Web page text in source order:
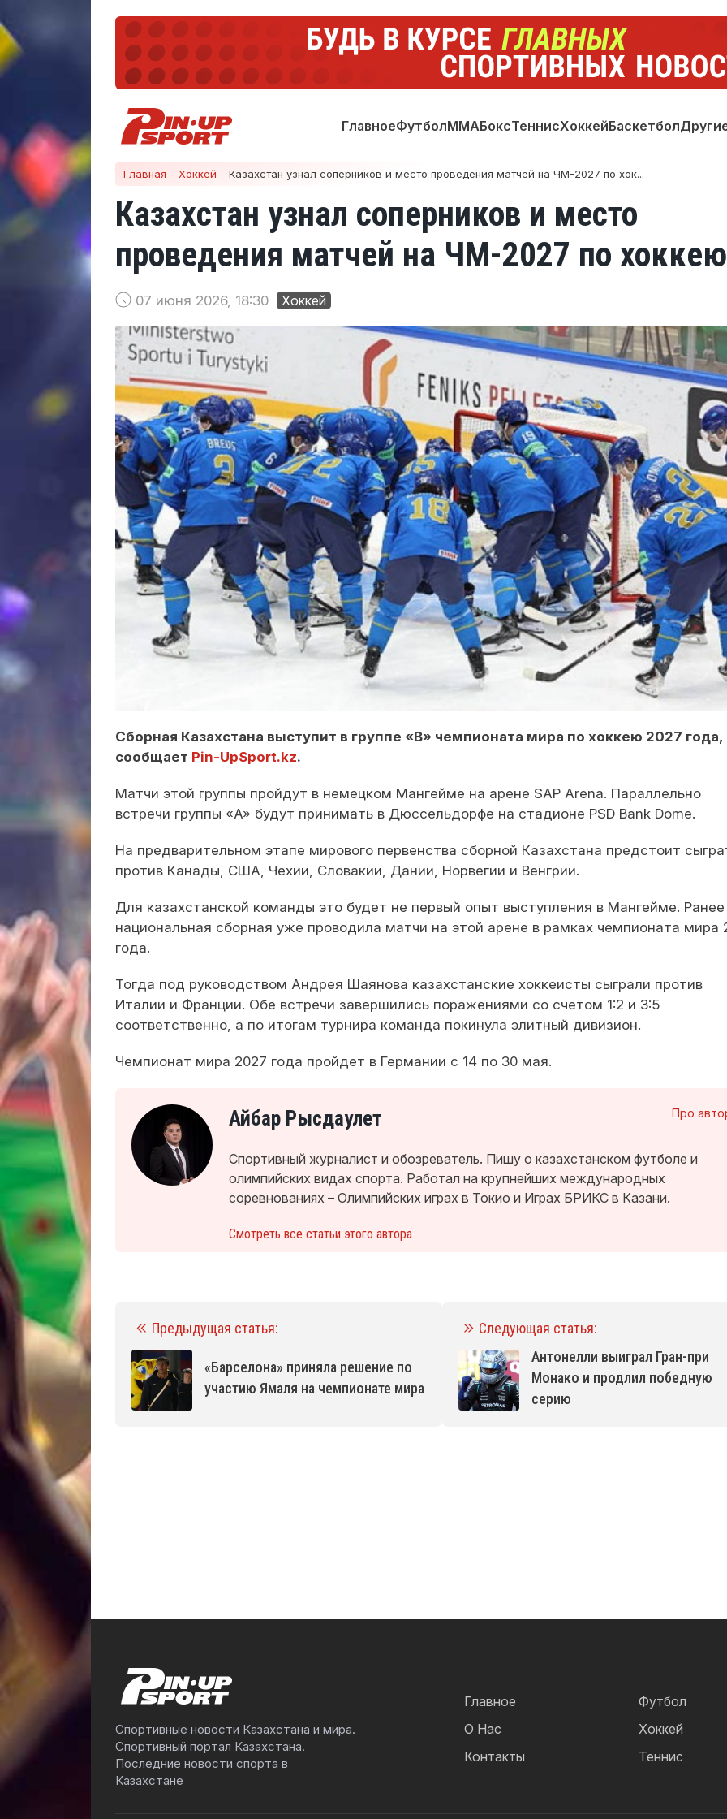
ГлавноеФутболММАБоксТеннисХоккейБаскетбол
Главная – Хоккей – Казахстан узнал соперников и место проведения матчей на ЧМ-2027 по хок...
Казахстан узнал соперников и место
проведения матчей на ЧМ-2027 по хоккею
07 июня 2026, 18:30 Хоккей
Сборная Казахстана выступит в группе «B» чемпионата мира по хоккею 2027 года,
сообщает Pin-UpSport.kz.
Матчи этой группы пройдут в немецком Мангейме на арене SAP Arena. Параллельно
встречи группы «A» будут принимать в Дюссельдорфе на стадионе PSD Bank Dome.
На предварительном этапе мирового первенства сборной Казахстана предстоит
против Канады, США, Чехии, Словакии, Дании, Норвегии и Венгрии.
Для казахстанской команды это будет не первый опыт выступления в Мангейме. Ранее
национальная сборная уже проводила матчи на этой арене в рамках чемпионата мира
года.
Тогда под руководством Андрея Шаянова казахстанские хоккеисты сыграли против
Италии и Франции. Обе встречи завершились поражениями со счетом 1:2 и 3:5
соответственно, а по итогам турнира команда покинула элитный дивизион.
Чемпионат мира 2027 года пройдет в Германии с 14 по 30 мая.
Про
Айбар Рысдаулет
Спортивный журналист и обозреватель. Пишу о казахстанском футболе и
олимпийских видах спорта. Работал на крупнейших международных
соревнованиях – Олимпийских играх в Токио и Играх БРИКС в Казани.
Смотреть все статьи этого автора
Предыдущая статья:
«Барселона» приняла решение по
участию Ямаля на чемпионате мира
Следующая статья:
Антонелли выиграл Гран-при
Монако и продлил победную
серию
Спортивные новости Казахстана и мира.
Спортивный портал Казахстана.
Последние новости спорта в
Казахстане
Главное
О Нас
Контакты
Футбол
Хоккей
Теннис